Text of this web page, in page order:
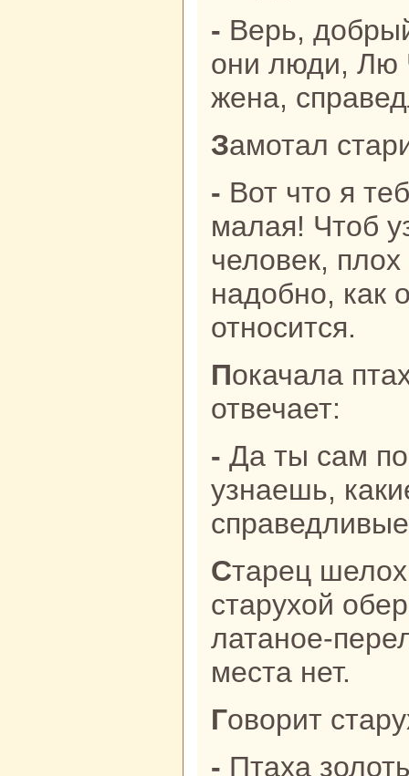
- Верь, добрый дедушка! Хорошие
они люди, Лю
женa,
Замотал
- Вот что я тебе скажу, птаха
малая! Чтоб
человек,
нaдобно, как
относится.
Покачала птаха головой и
отвечает:
- Да ты caм пойди погляди, тогда и
узнaешь,
Старец шелохнулся, тощей
старухой
латаное-
места нет.
Говорит
- Птаха золотые перья! Я и впрямь